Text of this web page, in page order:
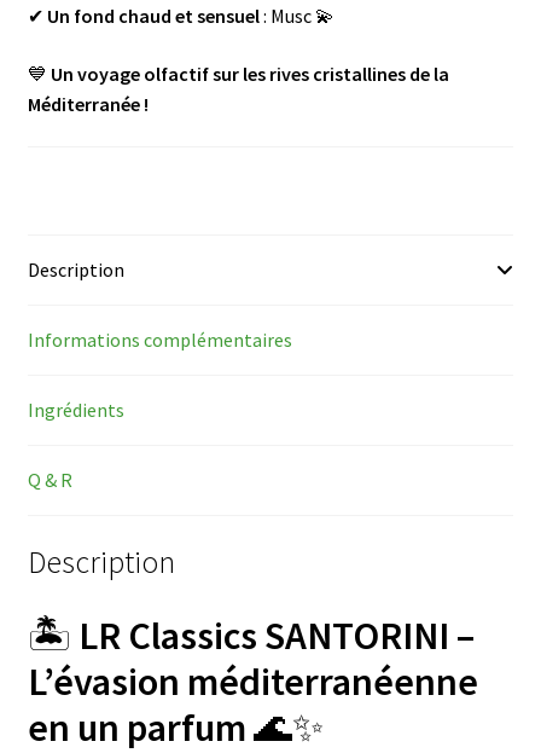
FAQ
✔ Un fond chaud et sensuel: Musc 💫
💙 Un voyage olfactif sur les rives cristallines de la
Méditerranée !
Description
Informations complémentaires
Ingrédients
Q & R
Description
🏝️ LR Classics SANTORINI –
L’évasion méditerranéenne
en un parfum🌊✨